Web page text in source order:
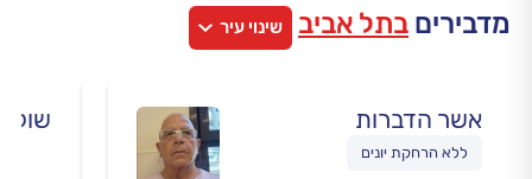
מדבירים בתל אביב שינוי עיר
אשר הדברות
ללא הרחקת יונים